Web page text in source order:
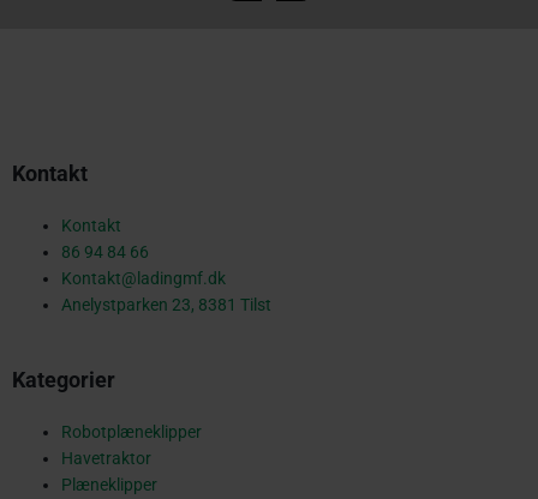
b
Kontakt
Kontakt
86 94 84 66
Kontakt@ladingmf.dk
Anelystparken 23, 8381 Tilst
Kategorier
Robotplæneklipper
Havetraktor
Plæneklipper